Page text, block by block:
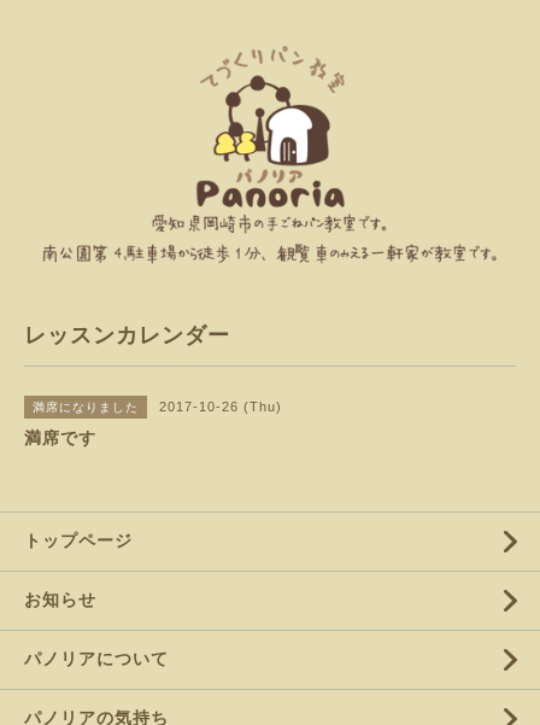
レッスンカレンダー
満席になりました 2017-10-26 (Thu)
満席です
トップページ
お知らせ
パノリアについて
パノリアの気持ち